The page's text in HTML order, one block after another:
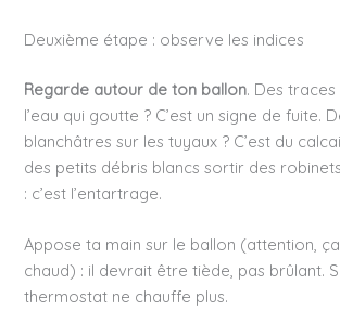
Deuxième étape : observe les indices
Regarde autour de ton ballon. Des traces
l’eau qui goutte ? C’est un signe de fuite.
blanchâtres sur les tuyaux ? C’est du
des petits débris blancs sortir des
: c’est l’entartrage.
Appose ta main sur le ballon (attention,
chaud) : il devrait être tiède, pas brûlant.
thermostat ne chauffe plus.